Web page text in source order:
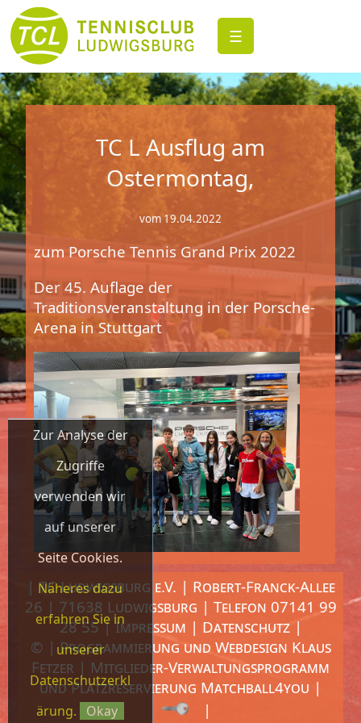
Zur Analyse der
Zugriffe
verwenden wir
auf unserer
Seite Cookies.
Näheres dazu
erfahren Sie in
unserer
Datenschutzerkl
ärung.
Okay
☰
TC L Ausflug am
Ostermontag,
vom 19.04.2022
zum Porsche Tennis Grand Prix 2022
Der 45. Auflage der
Traditionsveranstaltung in der Porsche-
Arena in Stuttgart
| TC Ludwigsburg e.V. | Robert-Franck-Allee
26 | 71638 Ludwigsburg | Telefon 07141 99
28 55 |Impressum | Datenschutz|
© | Programmierung und Webdesign Klaus
Fetzer | Mitglieder-Verwaltungsprogramm
und Platzreservierung Matchball4you |
|